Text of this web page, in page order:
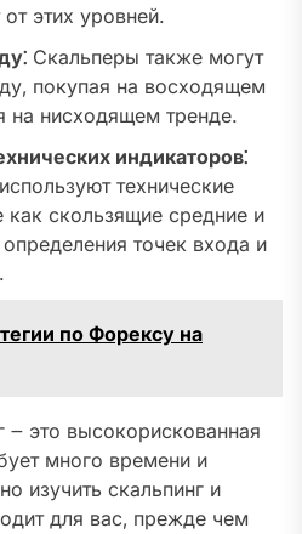
этих уровней.
Скальперы также могут
покупая на восходящем
на нисходящем тренде.
индикаторов⁚
технические
как скользящие средние и
точек входа и
по Форексу на
౼ это высокорискованная
много времени и
изучить скальпинг и
для вас‚ прежде чем